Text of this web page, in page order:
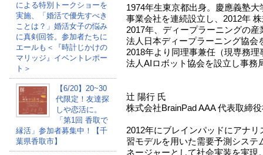
による特別トークショーを
実施、「婚活で優先すべき
ことは？」婚活女子の悩み
に真剣回答。参加者たちに
エールも＜『時計じかけの
マリッジ』イベントレポー
ト＞
【6/20】20~30
代限定！友達探
しや恋活に。
「第1回 香取で
縁活」参加者募集中！【千
葉県香取市】
1974年生東京都出身。慶應義塾
事業会社を連続設立し、2012年
2017年、ディープラーニングの
法人日本ディープラーニング協会
2018年より同理事兼任（現専務
法人AIロボット協会を設立し事務
辻 陽行 氏
株式会社BrainPad AAA 代表取締
2012年にブレインパッドにアナ
習モデルを用いた需要予測システ
ネージャーとして社会実装を実現